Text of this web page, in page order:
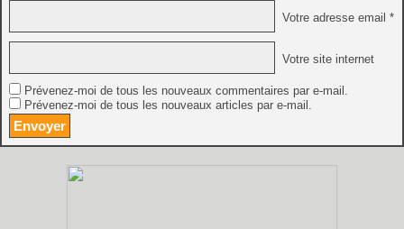
Votre adresse email *
Votre site internet
Prévenez-moi de tous les nouveaux commentaires par e-mail.
Prévenez-moi de tous les nouveaux articles par e-mail.